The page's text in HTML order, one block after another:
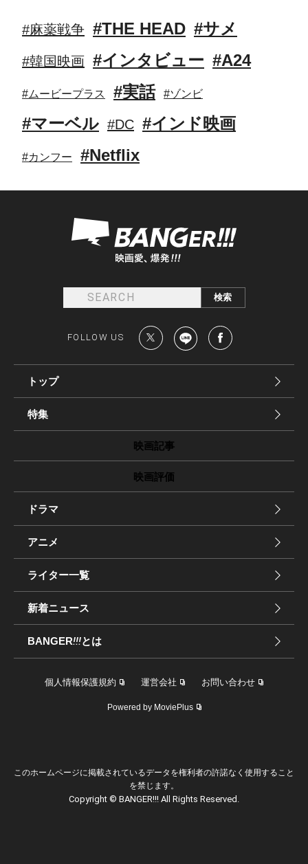
#麻薬戦争 #THE HEAD #サメ
#韓国映画 #インタビュー #A24
#ムービープラス #実話 #ゾンビ
#マーベル #DC #インド映画
#カンフー #Netflix
FOLLOW US
トップ
特集
映画記事
映画評価
ドラマ
アニメ
ライター一覧
新着ニュース
BANGER!!!とは
個人情報保護規約 運営会社 お問い合わせ
Powered by MoviePlus
このホームページに掲載されているデータを権利者の許諾なく使用すること
を禁じます。
Copyright © BANGER!!! All Rights Reserved.